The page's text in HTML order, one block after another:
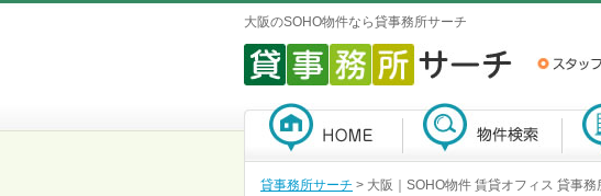
大阪のSOHO物件なら貸事務所サーチ
貸事務所サーチ > 大阪｜SOHO物件 賃貸オフィス 貸事務